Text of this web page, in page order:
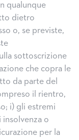
qualunque
dietro
o, se previste,
sottoscrizione
che copra le
da parte del
il rientro,
i) gli estremi
o
per la